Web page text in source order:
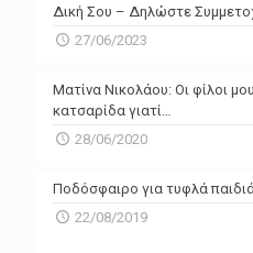
Δική Σου – Δηλώστε
27/06/2023
Ματίνα Νικολάου: Οι φίλοι
κατσαρίδα γιατί…
28/06/2020
Ποδόσφαιρο για τυφλά παιδιά
22/08/2019